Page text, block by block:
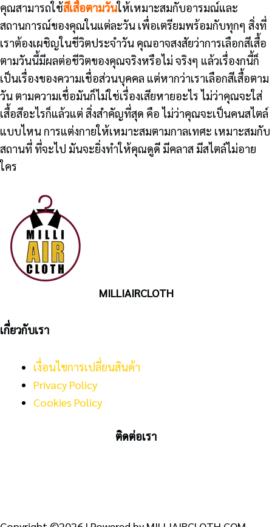
คุณสามารถใช้สีเสื้อตามวันให้เหมาะสมกับอารมณ์และ
สถานการณ์ของคุณในแต่ละวัน เพื่อเตรียมพร้อมกับทุกๆ สิ่งที่
เราต้องเผชิญในชีวิตประจำวัน คุณอาจสงสัยว่าการเลือกสีเสื้อ
ตามวันนี้มีผลต่อชีวิตของคุณจริงหรือไม่ จริงๆ แล้วเรื่องกนี้ก็
เป็นเรื่องของความเชื่อส่วนบุคคล แต่หากว่าเราเลือกสีเสื้อตาม
วัน ตามความเชื่อมันก็ไม่ใช่เรื่องเสียหายอะไร ไม่ว่าคุณจะใส่
เสื้อสีอะไรก็แล้วแต่ สิ่งสำคัญที่สุด คือ ไม่ว่าคุณจะเป็นคนสไตล์
แบบไหน การแต่งกายให้เหมาะสมตามกาลเทศะ เหมาะสมกับ
สถานที่ ที่จะไป มันจะยิ่งทำให้คุณดูดี มีคลาส มีสไตล์ไม่อาย
ใคร
MILLIAIRCLOTH
เกี่ยวกับเรา
เงื่อนไขการเปลี่ยนสินค้า
Privacy Policy
Cookies Policy
ติดต่อเรา